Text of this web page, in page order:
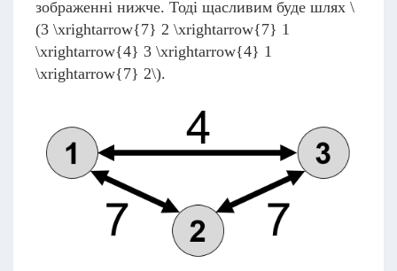
зображенні нижче. Тоді щасливим буде шлях \
(3 \xrightarrow{7} 2 \xrightarrow{7} 1
\xrightarrow{4} 3 \xrightarrow{4} 1
\xrightarrow{7} 2\).